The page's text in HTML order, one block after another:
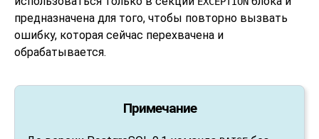
предназначена для того, чтобы повторно вызвать
ошибку, которая сейчас перехвачена и
обрабатывается.
Примечание